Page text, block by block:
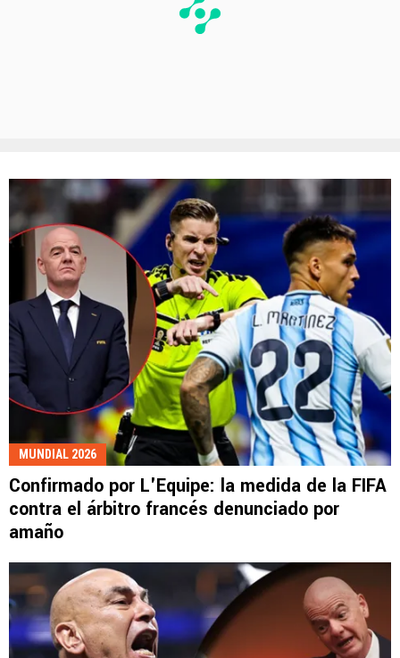
MUNDIAL 2026
Confirmado por L'Equipe: la medida de la FIFA
contra el árbitro francés denunciado por
amaño